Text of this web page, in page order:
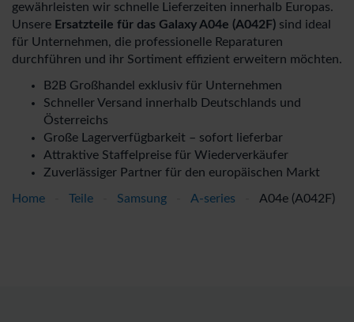
gewährleisten wir schnelle Lieferzeiten innerhalb Europas.
Unsere Ersatzteile für das Galaxy A04e (A042F) sind ideal
für Unternehmen, die professionelle Reparaturen
durchführen und ihr Sortiment effizient erweitern möchten.
B2B Großhandel exklusiv für Unternehmen
Schneller Versand innerhalb Deutschlands und
Österreichs
Große Lagerverfügbarkeit – sofort lieferbar
Attraktive Staffelpreise für Wiederverkäufer
Zuverlässiger Partner für den europäischen Markt
Home Teile Samsung A-series A04e (A042F)